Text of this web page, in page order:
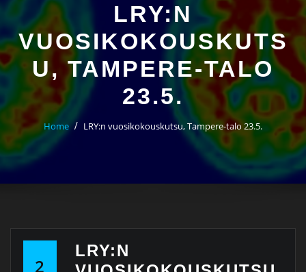
LRY:N
VUOSIKOKOUSKUTS
U, TAMPERE-TALO
23.5.
Home LRY:n vuosikokouskutsu, Tampere-talo 23.5.
2
LRY:N